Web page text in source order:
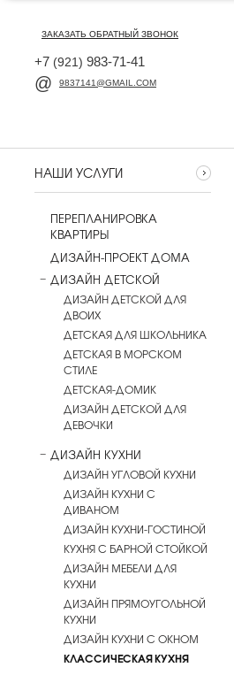
ЗАКАЗАТЬ ОБРАТНЫЙ ЗВОНОК
+7 (921) 983-71-41
9837141@GMAIL.COM
НАШИ УСЛУГИ
ПЕРЕПЛАНИРОВКА
КВАРТИРЫ
ДИЗАЙН-ПРОЕКТ ДОМА
ДИЗАЙН ДЕТСКОЙ
ДИЗАЙН ДЕТСКОЙ ДЛЯ
ДВОИХ
ДЕТСКАЯ ДЛЯ ШКОЛЬНИКА
ДЕТСКАЯ В МОРСКОМ
СТИЛЕ
ДЕТСКАЯ-ДОМИК
ДИЗАЙН ДЕТСКОЙ ДЛЯ
ДЕВОЧКИ
ДИЗАЙН КУХНИ
ДИЗАЙН УГЛОВОЙ КУХНИ
ДИЗАЙН КУХНИ С
ДИВАНОМ
ДИЗАЙН КУХНИ-ГОСТИНОЙ
КУХНЯ С БАРНОЙ СТОЙКОЙ
ДИЗАЙН МЕБЕЛИ ДЛЯ
КУХНИ
ДИЗАЙН ПРЯМОУГОЛЬНОЙ
КУХНИ
ДИЗАЙН КУХНИ С ОКНОМ
КЛАССИЧЕСКАЯ КУХНЯ